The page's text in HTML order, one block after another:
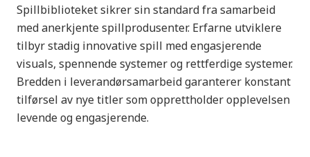
Spillbiblioteket sikrer sin standard fra samarbeid
med anerkjente spillprodusenter. Erfarne utviklere
tilbyr stadig innovative spill med engasjerende
visuals, spennende systemer og rettferdige systemer.
Bredden i leverandørsamarbeid garanterer konstant
tilførsel av nye titler som opprettholder opplevelsen
levende og engasjerende.